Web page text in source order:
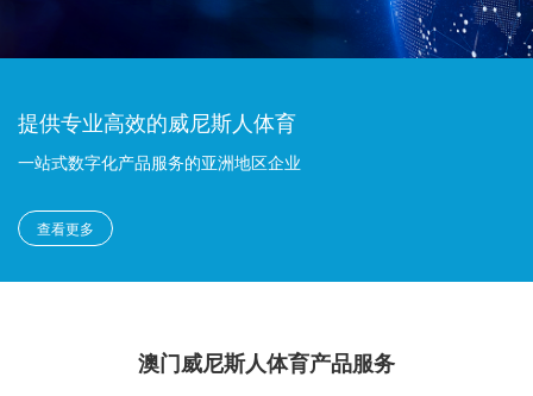
提供专业高效的威尼斯人体育
一站式数字化产品服务的亚洲地区企业
查看更多
澳门威尼斯人体育产品服务